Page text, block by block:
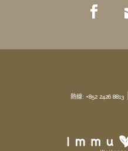
熱線: +852 2426 8813｜